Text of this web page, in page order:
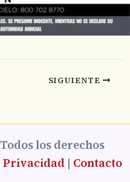
SIGUIENTE
los derechos
Privacidad | Contacto